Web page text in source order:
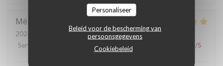
Personaliseer
Beleid voor de bescherming van
persoonsgegevens
Cookiebeleid
Mélanie
2026-07-23
- 19:00 - Gasten 4
Service
5/5 Keuken : 5 /5